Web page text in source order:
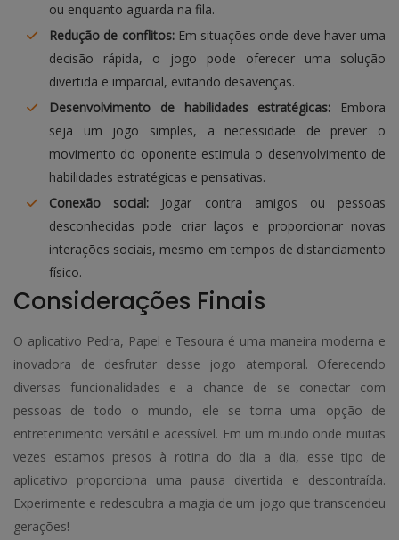
ou enquanto aguarda na fila.
Redução de conflitos:Em situações onde deve haver uma
decisão rápida, o jogo pode oferecer uma solução
divertida e imparcial, evitando desavenças.
Desenvolvimento de habilidades estratégicas: Embora
seja um jogo simples, a necessidade de prever o
movimento do oponente estimula o desenvolvimento de
habilidades estratégicas e pensativas.
Conexão social: Jogar contra amigos ou pessoas
desconhecidas pode criar laços e proporcionar novas
interações sociais, mesmo em tempos de distanciamento
físico.
Considerações Finais
O aplicativo Pedra, Papel e Tesoura é uma maneira moderna e
inovadora de desfrutar desse jogo atemporal. Oferecendo
diversas funcionalidades e a chance de se conectar com
pessoas de todo o mundo, ele se torna uma opção de
entretenimento versátil e acessível. Em um mundo onde muitas
vezes estamos presos à rotina do dia a dia, esse tipo de
aplicativo proporciona uma pausa divertida e descontraída.
Experimente e redescubra a magia de um jogo que transcendeu
gerações!